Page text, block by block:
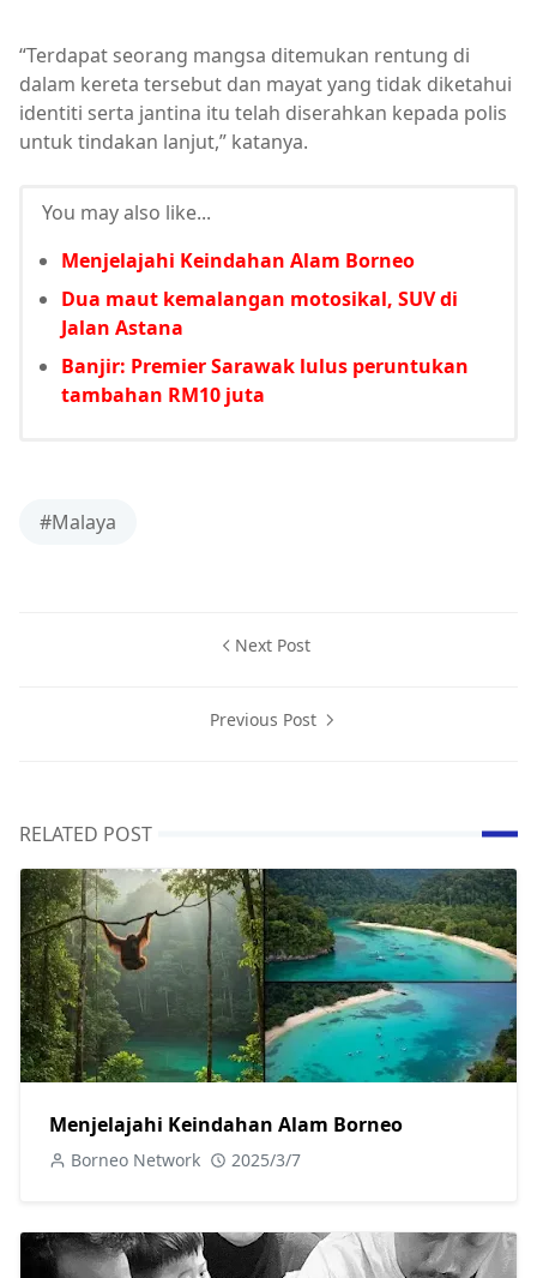
“Terdapat seorang mangsa ditemukan rentung di
dalam kereta tersebut dan mayat yang tidak diketahui
identiti serta jantina itu telah diserahkan kepada polis
untuk tindakan lanjut,” katanya.
You may also like...
Menjelajahi Keindahan Alam Borneo
Dua maut kemalangan motosikal, SUV di
Jalan Astana
Banjir: Premier Sarawak lulus peruntukan
tambahan RM10 juta
#Malaya
Next Post
Previous Post
RELATED POST
Menjelajahi Keindahan Alam Borneo
Borneo Network 2025/3/7